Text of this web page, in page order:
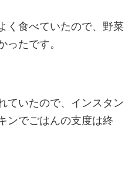
く食べていたので、野菜
ったです。
ていたので、インスタン
ンでごはんの支度は終